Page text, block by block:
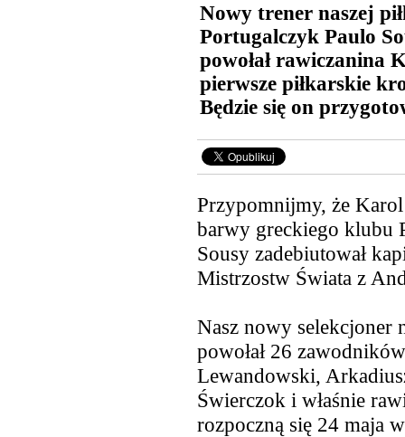
Nowy trener naszej
Portugalczyk Paulo
powołał rawiczanina
pierwsze piłkarskie
Będzie się on
Przypomnijmy, że
barwy greckiego klubu
Sousy zadebiutował
Mistrzostw Świata z
Nasz nowy selekcjoner
powołał 26
Lewandowski,
Świerczok i właśnie
rozpoczną się 24 maja